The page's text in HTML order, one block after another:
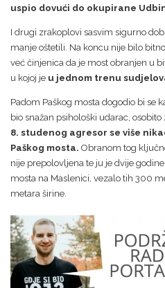
uspio dovući do okupirane
I drugi zrakoplovi sasvim sigurno
manje oštetili. Na koncu nije bilo
već činjenica da je most obranjen u
u kojoj je u jednom trenu
Padom Paškog mosta dogodio bi se
bio snažan psihološki udarac,
8. studenog agresor se više
Paškog mosta. Obranom tog
nije prepolovljena te ju je dvije
mosta na Maslenici, vezalo tih 300
metara širine.